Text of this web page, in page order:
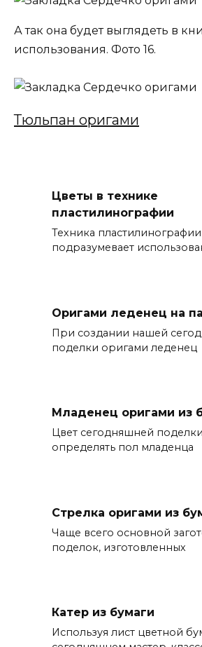
А так она будет выглядеть в
использования. Фото 16.
Тюльпан оригами
Цветы в технике
пластилинографии
Техника пластилинографии
подразумевает
Оригами леденец на
При создании нашей
поделки оригами леденец
Младенец оригами из
Цвет сегодняшней
определять пол младенца
Стрелка оригами из
Чаще всего основной
поделок, изготовленных
Катер из бумаги
Используя лист цветной